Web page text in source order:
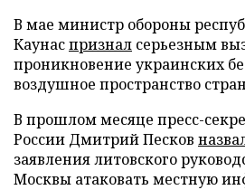
В мае министр обороны
Каунаспризнал серьезным
проникновение украинских
воздушное пространство
В прошлом месяце пресс-
России Дмитрий Песков
заявления литовского
Москвы атаковать местную